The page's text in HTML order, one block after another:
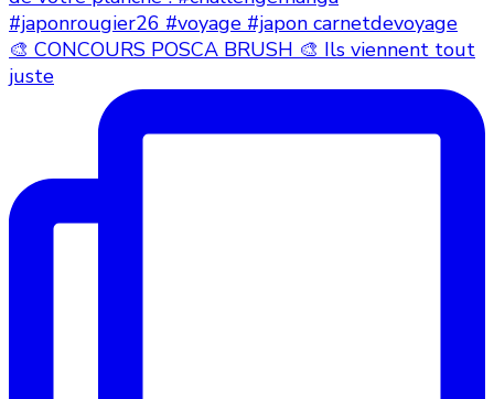
🎨 CONCOURS POSCA BRUSH 🎨 Ils viennent tout
juste